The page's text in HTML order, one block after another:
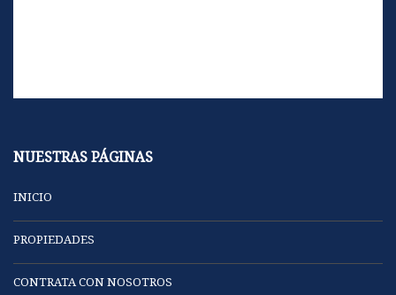
NUESTRAS PÁGINAS
INICIO
PROPIEDADES
CONTRATA CON NOSOTROS